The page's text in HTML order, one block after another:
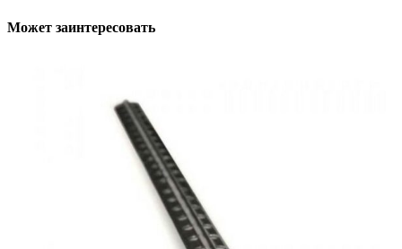
Может заинтересовать